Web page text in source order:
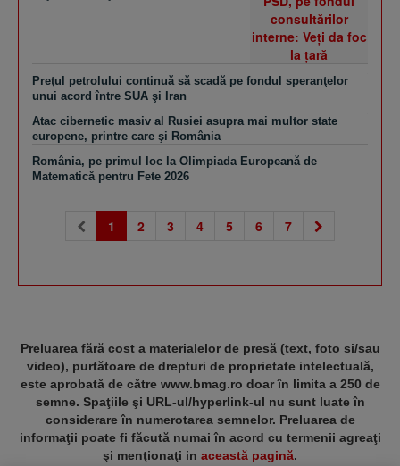
Preţul petrolului continuă să scadă pe fondul speranţelor
unui acord între SUA şi Iran
Atac cibernetic masiv al Rusiei asupra mai multor state
europene, printre care şi România
România, pe primul loc la Olimpiada Europeană de
Matematică pentru Fete 2026
1 (current)
2 3 4 5 6 7
Preluarea fără cost a materialelor de presă (text, foto si/sau
video), purtătoare de drepturi de proprietate intelectuală,
este aprobată de către www.bmag.ro doar în limita a 250 de
semne. Spaţiile şi URL-ul/hyperlink-ul nu sunt luate în
considerare în numerotarea semnelor. Preluarea de
informaţii poate fi făcută numai în acord cu termenii agreaţi
şi menţionaţi in această pagină.